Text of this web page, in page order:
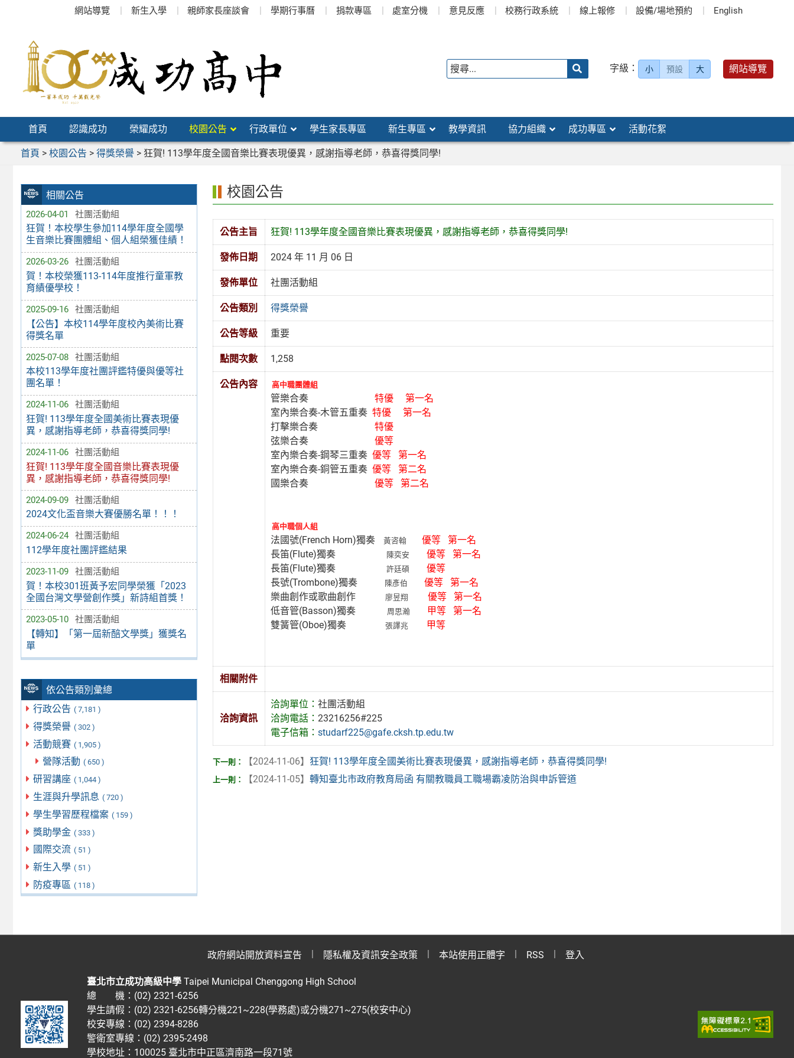
網站導覽 新生入學 親師家長座談會 學期行事曆 捐款專區 處室分機 意見反應 校務行政系統 線上報修 設備/場地預約 English
字級： 小 預設 大 網站導覽
首頁 認識成功 榮耀成功 校園公告 行政單位 學生家長專區 新生專區 教學資訊 協力組織 成功專區 活動花絮
首頁 > 校園公告 > 得獎榮譽> 狂賀! 113學年度全國音樂比賽表現優異，感謝指導老師，恭喜得獎同學!
相關公告
2026-04-01 社團活動組
狂賀！本校學生參加114學年度全國學
生音樂比賽團體組、個人組榮獲佳績！
2026-03-26 社團活動組
賀！本校榮獲113-114年度推行童軍教
育績優學校！
2025-09-16 社團活動組
【公告】本校114學年度校內美術比賽
得獎名單
2025-07-08 社團活動組
本校113學年度社團評鑑特優與優等社
團名單！
2024-11-06 社團活動組
狂賀! 113學年度全國美術比賽表現優
異，感謝指導老師，恭喜得獎同學!
2024-11-06 社團活動組
狂賀! 113學年度全國音樂比賽表現優
異，感謝指導老師，恭喜得獎同學!
2024-09-09 社團活動組
2024文化盃音樂大賽優勝名單！！！
2024-06-24 社團活動組
112學年度社團評鑑結果
2023-11-09 社團活動組
賀！本校301班黃予宏同學榮獲「2023
全國台灣文學營創作獎」新詩組首獎！
2023-05-10 社團活動組
【轉知】「第一屆新醅文學獎」獲獎名
單
依公告類別彙總
行政公告 ( 7,181 )
得獎榮譽 ( 302 )
活動競賽 ( 1,905 )
營隊活動 ( 650 )
研習講座 ( 1,044 )
生涯與升學訊息 ( 720 )
學生學習歷程檔案 ( 159 )
獎助學金 ( 333 )
國際交流 ( 51 )
新生入學 ( 51 )
防疫專區 ( 118 )
校園公告
公告主旨 狂賀! 113學年度全國音樂比賽表現優異，感謝指導老師，恭喜得獎同學!
發佈日期 2024 年 11 月 06 日
發佈單位 社團活動組
公告類別 得獎榮譽
公告等級 重要
點閱次數 1,258
公告內容 高中職團體組
管樂合奏特優 第一名
室內樂合奏-木管五重奏特優 第一名
打擊樂合奏特優
弦樂合奏優等
室內樂合奏-鋼琴三重奏優等 第一名
室內樂合奏-銅管五重奏優等 第二名
國樂合奏優等 第二名
高中職個人組
法國號(French Horn)獨奏 黃咨翰
優等 第一名
長笛(Flute)獨奏
陳奕安
優等 第一名
長笛(Flute)獨奏
許廷碩
優等
長號(Trombone)獨奏
陳彥伯
優等 第一名
樂曲創作或歌曲創作
廖昱翔
優等 第一名
低音管(Basson)獨奏
周思瀚
甲等 第一名
雙簧管(Oboe)獨奏
張譯兆 甲等
相關附件
洽詢資訊
洽詢單位：社團活動組
洽詢電話：23216256#225
電子信箱：studarf225@gafe.cksh.tp.edu.tw
【2024-11-06】 狂賀! 113學年度全國美術比賽表現優異，感謝指導老師，恭喜得獎同學!
【2024-11-05】 轉知臺北市政府教育局函 有關教職員工職場霸凌防治與申訴管道
政府網站開放資料宣告 隱私權及資訊安全政策 本站使用正體字 RSS 登入
臺北市立成功高級中學Taipei Municipal Chenggong High School
總 機：(02) 2321-6256
學生請假：(02) 2321-6256轉分機221~228(學務處)或分機271~275(校安中心)
校安專線：(02) 2394-8286
警衛室專線：(02) 2395-2498
學校地址：100025 臺北市中正區濟南路一段71號